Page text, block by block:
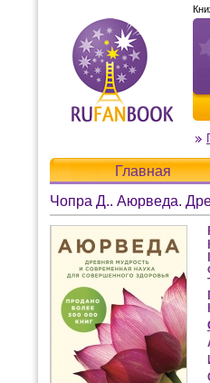
Главная
Чопра Д.. Аюрведа.